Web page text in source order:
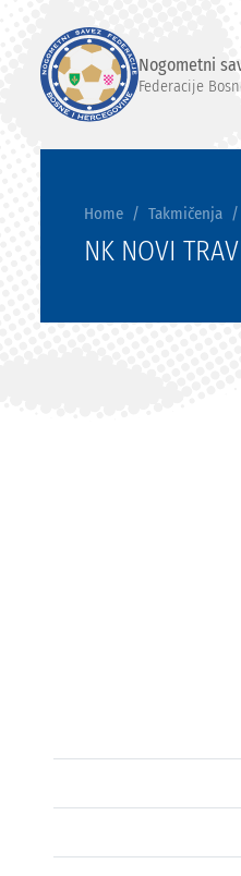
Nogometni
Federacije
Home Takmičenja
NK NOVI